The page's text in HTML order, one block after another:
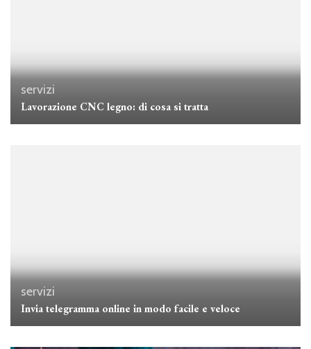
servizi
Lavorazione CNC legno: di cosa si tratta
servizi
Invia telegramma online in modo facile e veloce